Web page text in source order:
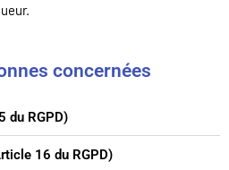
concernées
du RGPD)
16 du RGPD)